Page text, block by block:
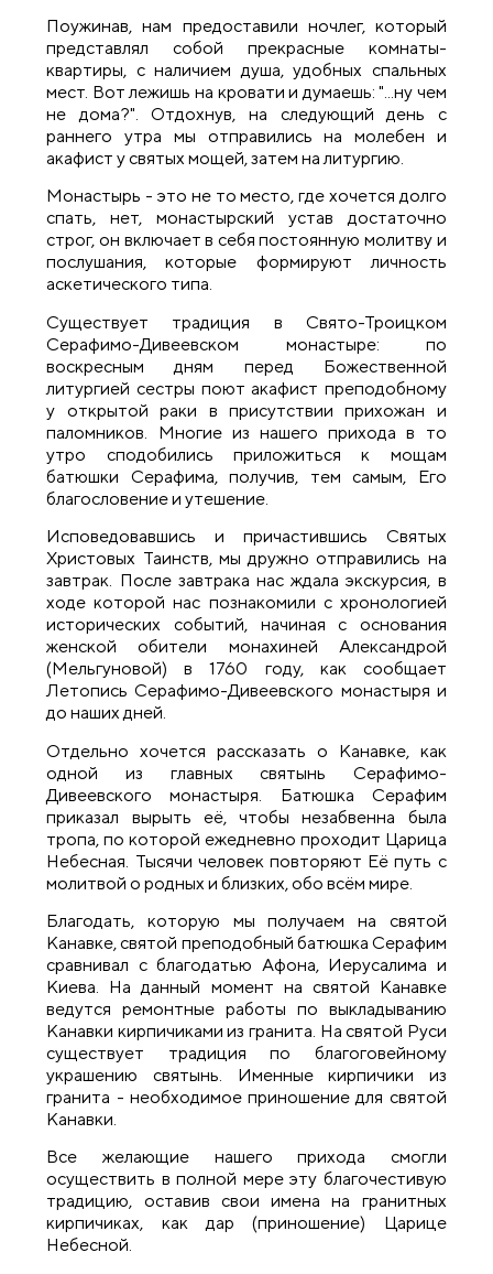
Поужинав, нам предоставили ночлег, который
представлял собой прекрасные комнаты-
квартиры, с наличием душа, удобных спальных
мест. Вот лежишь на кровати и думаешь: "...ну чем
не дома?". Отдохнув, на следующий день с
раннего утра мы отправились на молебен и
акафист у святых мощей, затем на литургию.
Монастырь - это не то место, где хочется долго
спать, нет, монастырский устав достаточно
строг, он включает в себя постоянную молитву и
послушания, которые формируют личность
аскетического типа.
Существует традиция в Свято-Троицком
Серафимо-Дивеевском монастыре: по
воскресным дням перед Божественной
литургией сестры поют акафист преподобному
у открытой раки в присутствии прихожан и
паломников. Многие из нашего прихода в то
утро сподобились приложиться к мощам
батюшки Серафима, получив, тем самым, Его
благословение и утешение.
Исповедовавшись и причастившись Святых
Христовых Таинств, мы дружно отправились на
завтрак. После завтрака нас ждала экскурсия, в
ходе которой нас познакомили с хронологией
исторических событий, начиная с основания
женской обители монахиней Александрой
(Мельгуновой) в 1760 году, как сообщает
Летопись Серафимо-Дивеевского монастыря и
до наших дней.
Отдельно хочется рассказать о Канавке, как
одной из главных святынь Серафимо-
Дивеевского монастыря. Батюшка Серафим
приказал вырыть её, чтобы незабвенна была
тропа, по которой ежедневно проходит Царица
Небесная. Тысячи человек повторяют Её путь с
молитвой о родных и близких, обо всём мире.
Благодать, которую мы получаем на святой
Канавке, святой преподобный батюшка Серафим
сравнивал с благодатью Афона, Иерусалима и
Киева. На данный момент на святой Канавке
ведутся ремонтные работы по выкладыванию
Канавки кирпичиками из гранита. На святой Руси
существует традиция по благоговейному
украшению святынь. Именные кирпичики из
гранита - необходимое приношение для святой
Канавки.
Все желающие нашего прихода смогли
осуществить в полной мере эту благочестивую
традицию, оставив свои имена на гранитных
кирпичиках, как дар (приношение) Царице
Небесной.